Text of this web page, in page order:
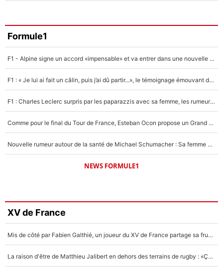
Formule1
F1 - Alpine signe un accord «impensable» et va entrer dans une nouvelle dimension : Grande nouvelle pour Pierre Gasly !
F1 : « Je lui ai fait un câlin, puis j’ai dû partir...», le témoignage émouvant de Max Verstappen sur sa fille
F1 : Charles Leclerc surpris par les paparazzis avec sa femme, les rumeurs étaient vraies !
Comme pour le final du Tour de France, Esteban Ocon propose un Grand Prix de Formule 1 à Paris : «Autour de l’Arc de Triomphe, ce serait génial» !
Nouvelle rumeur autour de la santé de Michael Schumacher : Sa femme Corinna sort du silence
NEWS FORMULE1
XV de France
Mis de côté par Fabien Galthié, un joueur du XV de France partage sa frustration : «ils ne me l’ont pas dit tout de suite»
La raison d'être de Matthieu Jalibert en dehors des terrains de rugby : «Ça m'atteint autant que si tu touches à un membre de ma famille»